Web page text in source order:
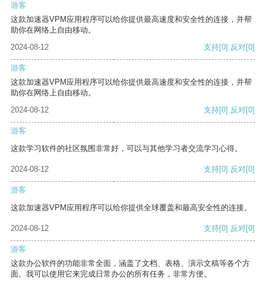
游客
这款加速器VPM应用程序可以给你提供最高速度和安全性的连接，并帮
助你在网络上自由移动。
2024-08-12
支持[0] 反对[0]
游客
这款加速器VPM应用程序可以给你提供最高速度和安全性的连接，并帮
助你在网络上自由移动。
2024-08-12
支持[0] 反对[0]
游客
这款学习软件的社区氛围非常好，可以与其他学习者交流学习心得。
2024-08-12 支持[0] 反对[0]
游客
这款加速器VPM应用程序可以给你提供全球覆盖和最高安全性的连接。
2024-08-12 支持[0] 反对[0]
游客
这款办公软件的功能非常全面，涵盖了文档、表格、演示文稿等各个方
面。我可以使用它来完成日常办公的所有任务，非常方便。